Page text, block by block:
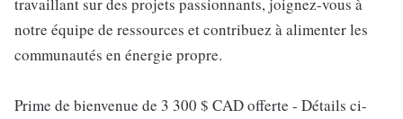
notre équipe de ressources et contribuez à alimenter les
communautés en énergie propre.
Prime de bienvenue de 3 300 $ CAD offerte - Détails ci-